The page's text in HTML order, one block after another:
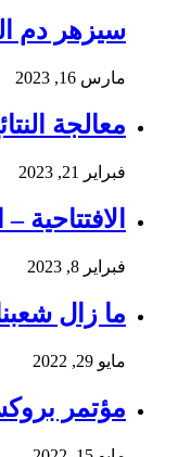
سيزهر دم
مارس 16, 2023
معالجة
فبراير 21, 2023
فبراير 8, 2023
ما زال
مايو 29, 2022
مؤتمر